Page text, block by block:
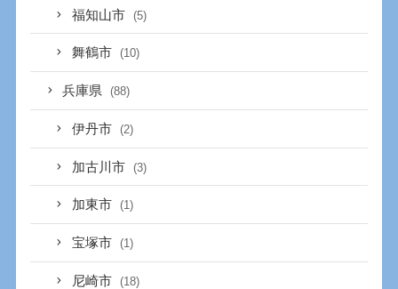
福知山市 (5)
舞鶴市 (10)
兵庫県 (88)
伊丹市 (2)
加古川市 (3)
加東市 (1)
宝塚市 (1)
尼崎市 (18)